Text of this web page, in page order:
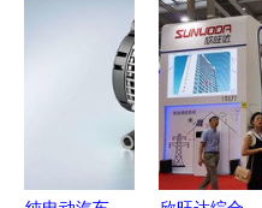
兴能源技术
里晖新一轮
投资，深度
布局新能源
产业